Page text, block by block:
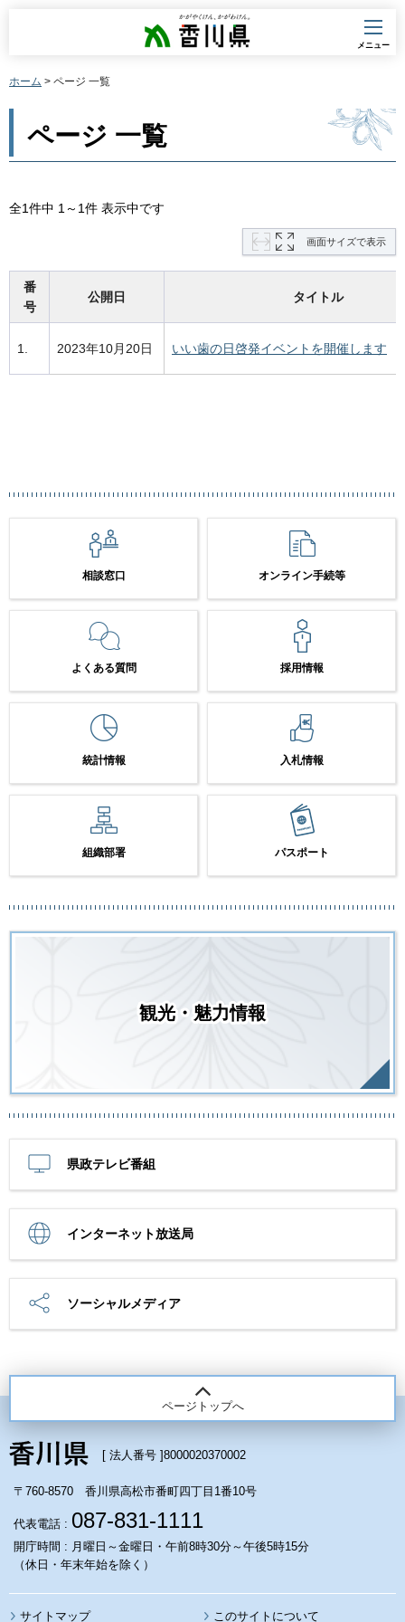
香川県
メニュー
ホーム > ページ 一覧
ページ 一覧
全1件中 1～1件 表示中です
画面サイズで表示
番
号
公開日 タイトル
1. 2023年10月20日 いい歯の日啓発イベントを開催します
相談窓口 オンライン手続等
よくある質問 採用情報
統計情報 入札情報
組織部署 パスポート
観光・魅力情報
県政テレビ番組
インターネット放送局
ソーシャルメディア
ページトップへ
[ 法人番号 ]8000020370002
〒760-8570 香川県高松市番町四丁目1番10号
代表電話 : 087-831-1111
開庁時間 : 月曜日～金曜日・午前8時30分～午後5時15分
（休日・年末年始を除く）
サイトマップ このサイトについて